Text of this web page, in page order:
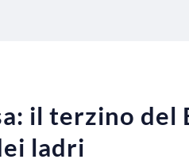
il terzino del
ladri